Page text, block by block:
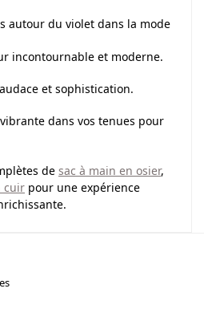
autour du violet dans la mode
incontournable et moderne.
et sophistication.
dans vos tenues pour
de sac à main en osier,
cuir pour une expérience